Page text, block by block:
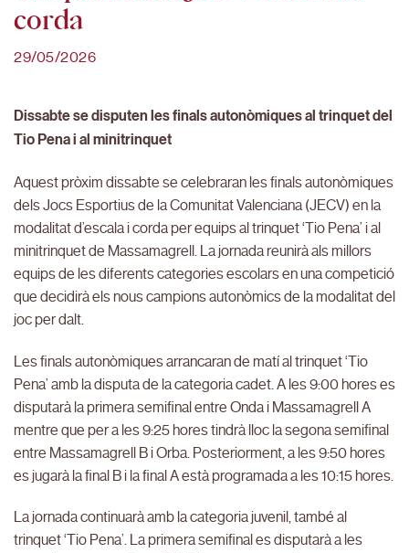
corda
29/05/2026
Dissabte se disputen les finals autonòmiques al trinquet del
Tio Pena i al minitrinquet
Aquest pròxim dissabte se celebraran les finals autonòmiques
dels Jocs Esportius de la Comunitat Valenciana (JECV) en la
modalitat d’escala i corda per equips al trinquet ‘Tio Pena’ i al
minitrinquet de Massamagrell. La jornada reunirà als millors
equips de les diferents categories escolars en una competició
que decidirà els nous campions autonòmics de la modalitat del
joc per dalt.
Les finals autonòmiques arrancaran de matí al trinquet ‘Tio
Pena’ amb la disputa de la categoria cadet. A les 9:00 hores es
disputarà la primera semifinal entre Onda i Massamagrell A
mentre que per a les 9:25 hores tindrà lloc la segona semifinal
entre Massamagrell B i Orba. Posteriorment, a les 9:50 hores
es jugarà la final B i la final A està programada a les 10:15 hores.
La jornada continuarà amb la categoria juvenil, també al
trinquet ‘Tio Pena’. La primera semifinal es disputarà a les